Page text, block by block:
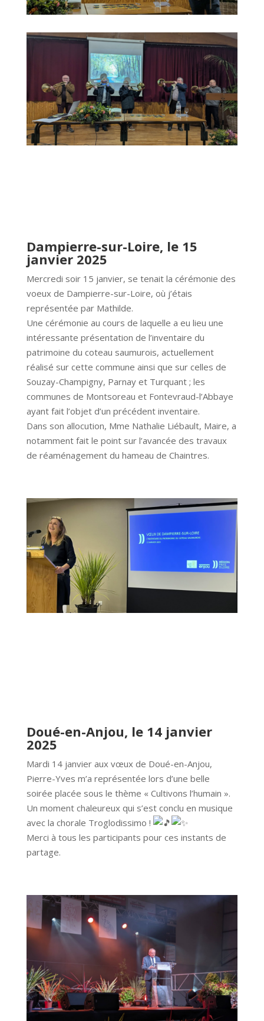
Dampierre-sur-Loire, le 15
janvier 2025
Mercredi soir 15 janvier, se tenait la cérémonie des
voeux de Dampierre-sur-Loire, où j’étais
représentée par Mathilde.
Une cérémonie au cours de laquelle a eu lieu une
intéressante présentation de l’inventaire du
patrimoine du coteau saumurois, actuellement
réalisé sur cette commune ainsi que sur celles de
Souzay-Champigny, Parnay et Turquant ; les
communes de Montsoreau et Fontevraud-l’Abbaye
ayant fait l’objet d’un précédent inventaire.
Dans son allocution, Mme Nathalie Liébault, Maire, a
notamment fait le point sur l’avancée des travaux
de réaménagement du hameau de Chaintres.
Doué-en-Anjou, le 14 janvier
2025
Mardi 14 janvier aux vœux de Doué-en-Anjou,
Pierre-Yves m’a représentée lors d’une belle
soirée placée sous le thème « Cultivons l’humain ».
Un moment chaleureux qui s’est conclu en musique
avec la chorale Troglodissimo !
Merci à tous les participants pour ces instants de
partage.